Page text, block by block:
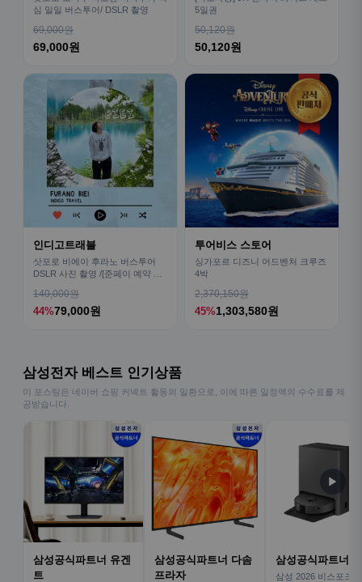
심 일일 버스투어/ DSLR 촬영
69,000원
69,000원
5일권
50,120원
50,120원
인디고트래블
삿포로 비에이 후라노 버스투어
DSLR 사진 촬영 /[준페이 예약 식
140,000원
44%79,000원
투어비스 스토어
싱가포르 디즈니 어드벤처 크루즈
4박
2,370,150원
45%1,303,580원
삼성전자 베스트 인기상품
이 포스팅은 네이버 쇼핑 커넥트 활동의 일환으로, 이에 따른 일정액의 수수료를 제
공받습니다.
삼성공식파트너 유겐
트
삼성공식파트너 다솜
프라자
삼성공식파트너
삼성 2026 비스포크
▶